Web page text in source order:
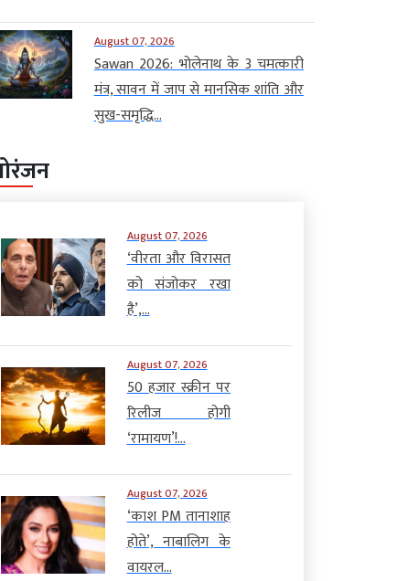
August 07, 2026
Sawan 2026: भोलेनाथ के 3 चमत्कारी
मंत्र, सावन में जाप से मानसिक शांति और
सुख-समृद्धि...
August 07, 2026
‘वीरता और विरासत
को संजोकर रखा
है’,...
August 07, 2026
50 हजार स्क्रीन पर
रिलीज होगी
‘रामायण’!...
August 07, 2026
‘काश PM तानाशाह
होते’, नाबालिग के
वायरल...